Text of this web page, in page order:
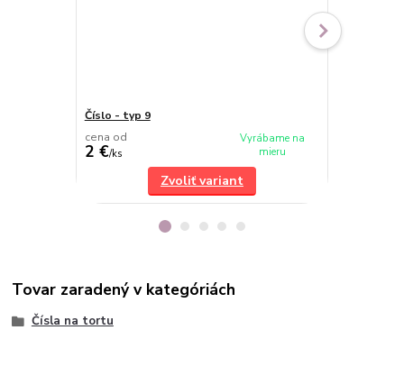
Číslo - typ 9
cena od
2 €/ks
Vyrábame na
mieru
Zvoliť variant
Tovar zaradený v kategóriách
Čísla na tortu